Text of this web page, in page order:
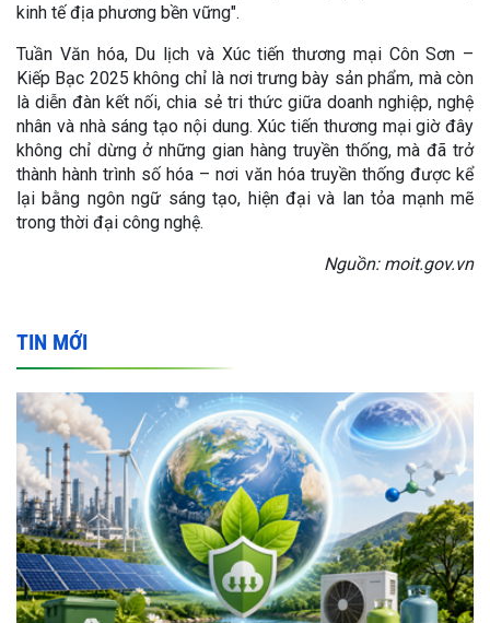
kinh tế địa phương bền vững".
Tuần Văn hóa, Du lịch và Xúc tiến thương mại Côn Sơn –
Kiếp Bạc 2025 không chỉ là nơi trưng bày sản phẩm, mà còn
là diễn đàn kết nối, chia sẻ tri thức giữa doanh nghiệp, nghệ
nhân và nhà sáng tạo nội dung. Xúc tiến thương mại giờ đây
không chỉ dừng ở những gian hàng truyền thống, mà đã trở
thành hành trình số hóa – nơi văn hóa truyền thống được kể
lại bằng ngôn ngữ sáng tạo, hiện đại và lan tỏa mạnh mẽ
trong thời đại công nghệ.
Nguồn: moit.gov.vn
TIN MỚI